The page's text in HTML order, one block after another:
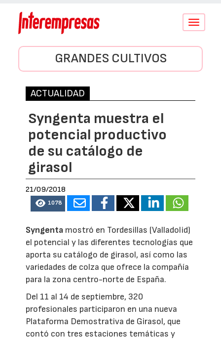
Conmutar
GRANDES CULTIVOS
ACTUALIDAD
Syngenta muestra el
potencial productivo
de su catálogo de
girasol
21/09/2018
1078
Syngenta mostró en Tordesillas (Valladolid)
el potencial y las diferentes tecnologías que
aporta su catálogo de girasol, así como las
variedades de colza que ofrece la compañía
para la zona centro-norte de España.
Del 11 al 14 de septiembre, 320
profesionales participaron en una nueva
Plataforma Demostrativa de Girasol, que
contó con tres estaciones temáticas y